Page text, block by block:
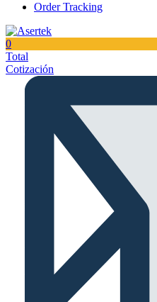
Order Tracking
0
Total
Cotización